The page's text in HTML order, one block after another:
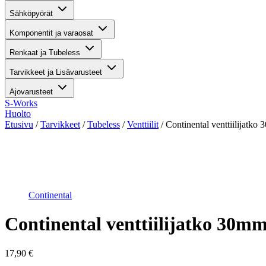
Sähköpyörät
Komponentit ja varaosat
Renkaat ja Tubeless
Tarvikkeet ja Lisävarusteet
Ajovarusteet
S-Works
Huolto
Etusivu /Tarvikkeet /Tubeless /Venttiilit / Continental venttiilijatko
Continental
Continental venttiilijatko
17,90 €